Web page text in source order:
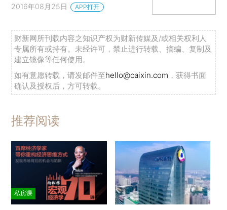
2016年08月25日 APP打开
财新网所刊载内容之知识产权为财新传媒及/或相关权利人
专属所有或持有。未经许可，禁止进行转载、摘编、复制及
建立镜像等任何使用。
如有意愿转载，请发邮件至hello@caixin.com ，获得书面
确认及授权后，方可转载。
推荐阅读
私房课